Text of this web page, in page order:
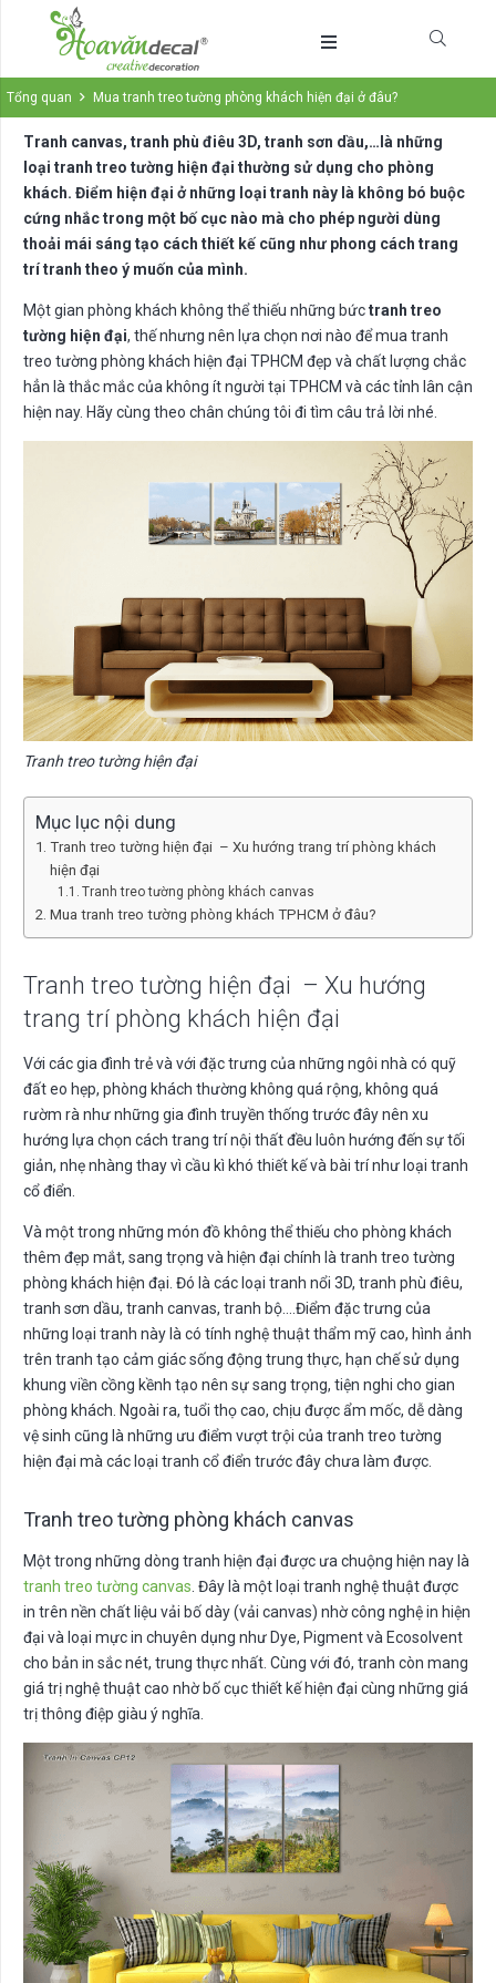
Tổng quan Mua tranh treo tường phòng khách hiện đại ở đâu?
Tranh canvas, tranh phù điêu 3D, tranh sơn dầu,…là những
loại tranh treo tường hiện đại thường sử dụng cho phòng
khách. Điểm hiện đại ở những loại tranh này là không bó buộc
cứng nhắc trong một bố cục nào mà cho phép người dùng
thoải mái sáng tạo cách thiết kế cũng như phong cách trang
trí tranh theo ý muốn của mình.
Một gian phòng khách không thể thiếu những bứctranh treo
tường hiện đại, thế nhưng nên lựa chọn nơi nào để mua tranh
treo tường phòng khách hiện đại TPHCM đẹp và chất lượng chắc
hẳn là thắc mắc của không ít người tại TPHCM và các tỉnh lân cận
hiện nay. Hãy cùng theo chân chúng tôi đi tìm câu trả lời nhé.
Tranh treo tường hiện đại
Mục lục nội dung
Tranh treo tường hiện đại – Xu hướng trang trí phòng khách
hiện đại
Tranh treo tường phòng khách canvas
Mua tranh treo tường phòng khách TPHCM ở đâu?
Tranh treo tường hiện đại – Xu hướng
trang trí phòng khách hiện đại
Với các gia đình trẻ và với đặc trưng của những ngôi nhà có quỹ
đất eo hẹp, phòng khách thường không quá rộng, không quá
rườm rà như những gia đình truyền thống trước đây nên xu
hướng lựa chọn cách trang trí nội thất đều luôn hướng đến sự tối
giản, nhẹ nhàng thay vì cầu kì khó thiết kế và bài trí như loại tranh
cổ điển.
Và một trong những món đồ không thể thiếu cho phòng khách
thêm đẹp mắt, sang trọng và hiện đại chính là tranh treo tường
phòng khách hiện đại. Đó là các loại tranh nổi 3D, tranh phù điêu,
tranh sơn dầu, tranh canvas, tranh bộ….Điểm đặc trưng của
những loại tranh này là có tính nghệ thuật thẩm mỹ cao, hình ảnh
trên tranh tạo cảm giác sống động trung thực, hạn chế sử dụng
khung viền cồng kềnh tạo nên sự sang trọng, tiện nghi cho gian
phòng khách. Ngoài ra, tuổi thọ cao, chịu được ẩm mốc, dễ dàng
vệ sinh cũng là những ưu điểm vượt trội của tranh treo tường
hiện đại mà các loại tranh cổ điển trước đây chưa làm được.
Tranh treo tường phòng khách canvas
Một trong những dòng tranh hiện đại được ưa chuộng hiện nay là
tranh treo tường canvas . Đây là một loại tranh nghệ thuật được
in trên nền chất liệu vải bố dày (vải canvas) nhờ công nghệ in hiện
đại và loại mực in chuyên dụng như Dye, Pigment và Ecosolvent
cho bản in sắc nét, trung thực nhất. Cùng với đó, tranh còn mang
giá trị nghệ thuật cao nhờ bố cục thiết kế hiện đại cùng những giá
trị thông điệp giàu ý nghĩa.